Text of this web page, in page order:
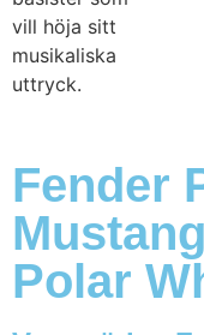
Fender
Polar